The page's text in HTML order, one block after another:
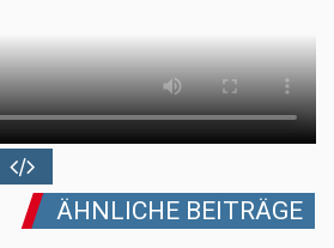
ÄHNLICHE BEITRÄGE